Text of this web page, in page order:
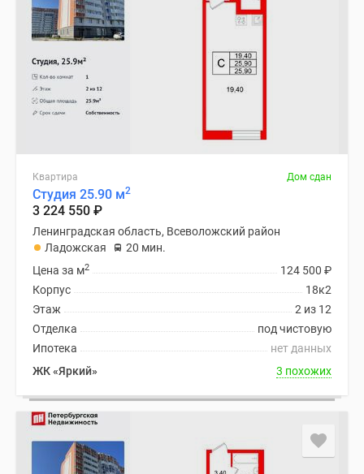
Квартира Дом сдан
Студия 25.90 м2
3 224 550 ₽
Ленинградская область, Всеволожский район
Ладожская
20 мин.
124 500 ₽
Цена за м2
18к2
Корпус
2 из 12
Этаж
под чистовую
Отделка
нет данных
Ипотека
ЖК «Яркий»
3 похожих